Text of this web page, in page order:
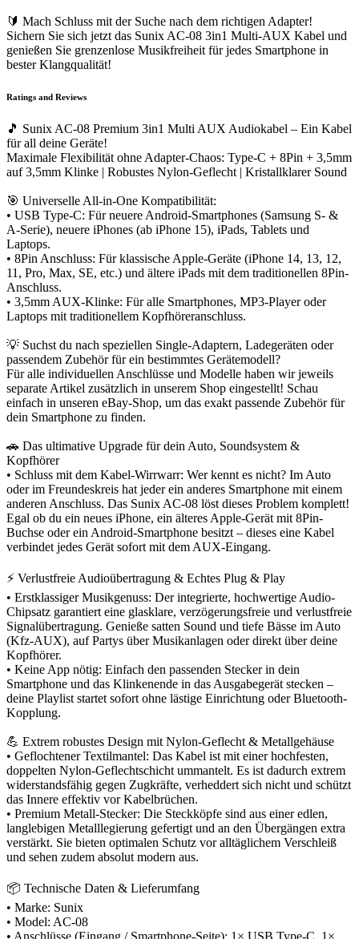
🔰 Mach Schluss mit der Suche nach dem richtigen Adapter!
Sichern Sie sich jetzt das Sunix AC-08 3in1 Multi-AUX Kabel und
genießen Sie grenzenlose Musikfreiheit für jedes Smartphone in
bester Klangqualität!
Ratings and Reviews
🎵 Sunix AC-08 Premium 3in1 Multi AUX Audiokabel – Ein Kabel
für all deine Geräte!
Maximale Flexibilität ohne Adapter-Chaos: Type-C + 8Pin + 3,5mm
auf 3,5mm Klinke | Robustes Nylon-Geflecht | Kristallklarer Sound
🎯 Universelle All-in-One Kompatibilität:
• USB Type-C: Für neuere Android-Smartphones (Samsung S- &
A-Serie), neuere iPhones (ab iPhone 15), iPads, Tablets und
Laptops.
• 8Pin Anschluss: Für klassische Apple-Geräte (iPhone 14, 13, 12,
11, Pro, Max, SE, etc.) und ältere iPads mit dem traditionellen 8Pin-
Anschluss.
• 3,5mm AUX-Klinke: Für alle Smartphones, MP3-Player oder
Laptops mit traditionellem Kopfhöreranschluss.
💡 Suchst du nach speziellen Single-Adaptern, Ladegeräten oder
passendem Zubehör für ein bestimmtes Gerätemodell?
Für alle individuellen Anschlüsse und Modelle haben wir jeweils
separate Artikel zusätzlich in unserem Shop eingestellt! Schau
einfach in unseren eBay-Shop, um das exakt passende Zubehör für
dein Smartphone zu finden.
🚗 Das ultimative Upgrade für dein Auto, Soundsystem &
Kopfhörer
• Schluss mit dem Kabel-Wirrwarr: Wer kennt es nicht? Im Auto
oder im Freundeskreis hat jeder ein anderes Smartphone mit einem
anderen Anschluss. Das Sunix AC-08 löst dieses Problem komplett!
Egal ob du ein neues iPhone, ein älteres Apple-Gerät mit 8Pin-
Buchse oder ein Android-Smartphone besitzt – dieses eine Kabel
verbindet jedes Gerät sofort mit dem AUX-Eingang.
⚡ Verlustfreie Audioübertragung & Echtes Plug & Play
• Erstklassiger Musikgenuss: Der integrierte, hochwertige Audio-
Chipsatz garantiert eine glasklare, verzögerungsfreie und verlustfreie
Signalübertragung. Genieße satten Sound und tiefe Bässe im Auto
(Kfz-AUX), auf Partys über Musikanlagen oder direkt über deine
Kopfhörer.
• Keine App nötig: Einfach den passenden Stecker in dein
Smartphone und das Klinkenende in das Ausgabegerät stecken –
deine Playlist startet sofort ohne lästige Einrichtung oder Bluetooth-
Kopplung.
💪 Extrem robustes Design mit Nylon-Geflecht & Metallgehäuse
• Geflochtener Textilmantel: Das Kabel ist mit einer hochfesten,
doppelten Nylon-Geflechtschicht ummantelt. Es ist dadurch extrem
widerstandsfähig gegen Zugkräfte, verheddert sich nicht und schützt
das Innere effektiv vor Kabelbrüchen.
• Premium Metall-Stecker: Die Steckköpfe sind aus einer edlen,
langlebigen Metalllegierung gefertigt und an den Übergängen extra
verstärkt. Sie bieten optimalen Schutz vor alltäglichem Verschleiß
und sehen zudem absolut modern aus.
📦 Technische Daten & Lieferumfang
• Marke: Sunix
• Model: AC-08
• Anschlüsse (Eingang / Smartphone-Seite): 1× USB Type-C, 1×